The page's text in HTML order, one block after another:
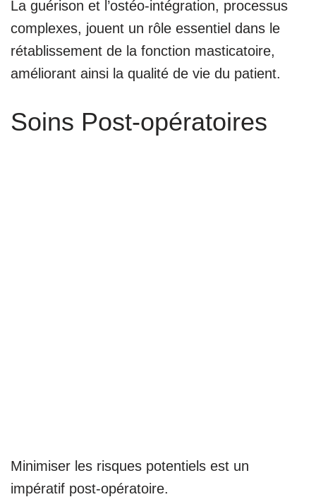
La guérison et l’ostéo-intégration, processus
complexes, jouent un rôle essentiel dans le
rétablissement de la fonction masticatoire,
améliorant ainsi la qualité de vie du patient.
Soins Post-opératoires
Minimiser les risques potentiels est un
impératif post-opératoire.